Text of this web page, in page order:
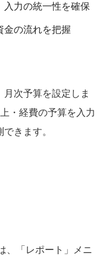
入力の統一性を確保
金の流れを把握
次予算を設定しま
・経費の予算を入力
きます。
、「レポート」メニ